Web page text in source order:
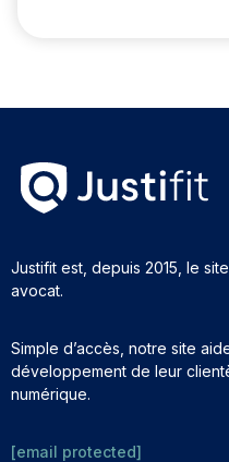
Justifit est, depuis 2015, le
avocat.
Simple d’accès, notre site
développement de leur
numérique.
[email protected]